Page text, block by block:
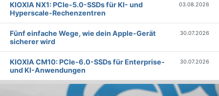
KIOXIA NX1: PCIe-5.0-SSDs für KI- und
Hyperscale-Rechenzentren
03.08.2026
Fünf einfache Wege, wie dein Apple-Gerät
sicherer wird
30.07.2026
KIOXIA CM10: PCIe-6.0-SSDs für Enterprise-
und KI-Anwendungen
30.07.2026